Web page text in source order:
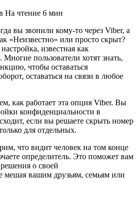
На чтение 6 мин
вы звонили кому-то через Viber, а
«Неизвестно» или просто скрыт?
известная как
пользователи хотят знать,
чтобы оставаться
оставаться на связи в любое
как работает эта опция Viber. Вы
конфиденциальности в
если вы решаете скрыть номер
для отдельных.
что видит человек на том конце
определитель. Это поможет вам
о своей
мешая вашим друзьям, семьям или